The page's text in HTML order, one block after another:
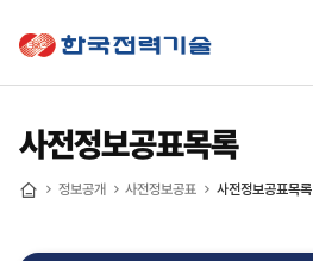
사전정보공표목록
정보공개 사전정보공표 사전정보공표목록